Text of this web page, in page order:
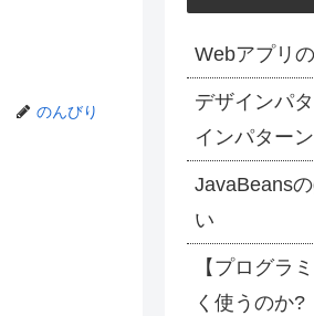
のんびり
Webアプリ
デザインパ
インパター
JavaBeans
い
【プログラ
く使うのか?